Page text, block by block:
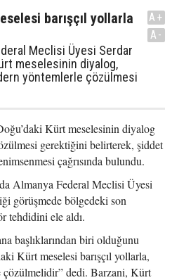
barışçıl yollarla
Meclisi Üyesi Serdar
meselesinin diyalog,
yöntemlerle çözülmesi
A+
A-
Kürt meselesinin diyalog
gerektiğini belirterek, şiddet
çağrısında bulundu.
Almanya Federal Meclisi Üyesi
görüşmede bölgedeki son
tehdidini ele aldı.
başlıklarından biri olduğunu
Kürt meselesi barışçıl yollarla,
dedi. Barzani, Kürt